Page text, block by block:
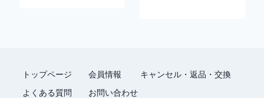
トップページ 会員情報
キャンセル・返品・交換
よくある質問
お問い合わせ